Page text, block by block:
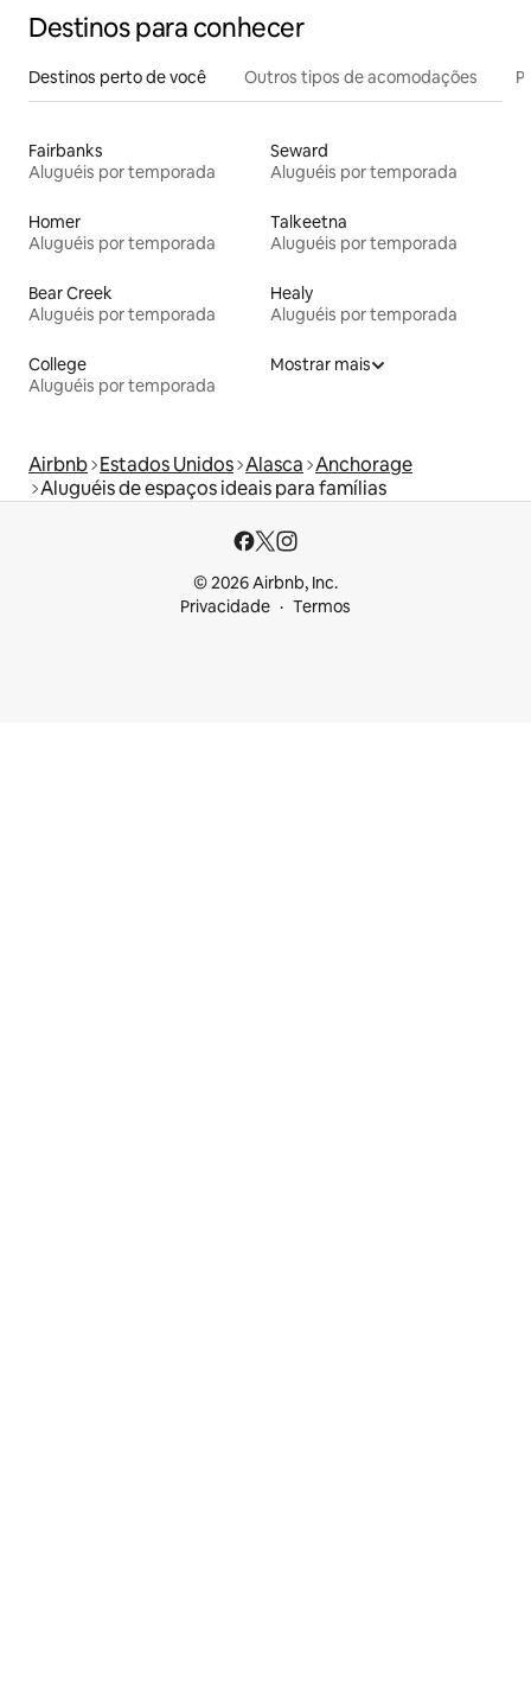
Destinos para conhecer
Destinos perto de você Outros tipos de acomodações
Fairbanks
Aluguéis por temporada
Seward
Aluguéis por temporada
Homer
Aluguéis por temporada
Talkeetna
Aluguéis por temporada
Bear Creek
Aluguéis por temporada
Healy
Aluguéis por temporada
College
Aluguéis por temporada
Mostrar mais
Airbnb Estados Unidos Alasca Anchorage
Aluguéis de espaços ideais para famílias
© 2026 Airbnb, Inc.
Privacidade
Termos